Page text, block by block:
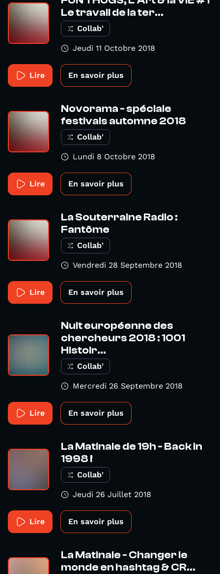
Le travail de la ter...
Collab'
Jeudi 11 Octobre 2018
Lire En savoir plus
Novorama - spéciale
festivals automne 2018
Collab'
Lundi 8 Octobre 2018
Lire En savoir plus
La Souterraine Radio :
Fantôme
Collab'
Vendredi 28 Septembre 2018
Lire En savoir plus
Nuit européenne des
chercheurs 2018 : 1001
Histoir...
Collab'
Mercredi 26 Septembre 2018
Lire En savoir plus
La Matinale de 19h - Back in
1998 !
Collab'
Jeudi 26 Juillet 2018
Lire En savoir plus
La Matinale - Changer le
monde en hashtag & CR...